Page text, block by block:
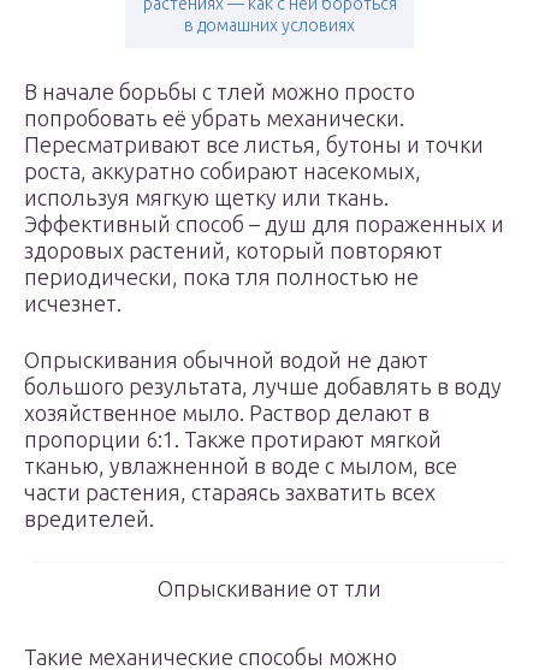
в домашних условиях
В начале борьбы с тлей можно просто
попробовать её убрать механически.
Пересматривают все листья, бутоны и точки
роста, аккуратно собирают насекомых,
используя мягкую щетку или ткань.
Эффективный способ – душ для пораженных и
здоровых растений, который повторяют
периодически, пока тля полностью не
исчезнет.
Опрыскивания обычной водой не дают
большого результата, лучше добавлять в воду
хозяйственное мыло. Раствор делают в
пропорции 6:1. Также протирают мягкой
тканью, увлажненной в воде с мылом, все
части растения, стараясь захватить всех
вредителей.
Опрыскивание от тли
Такие механические способы можно